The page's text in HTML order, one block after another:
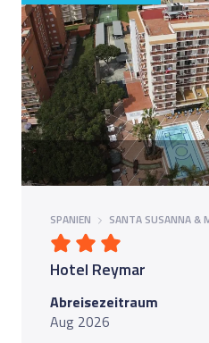
SPANIEN SANTA SUSANNA &
Hotel Reymar
Abreisezeitraum
Aug 2026